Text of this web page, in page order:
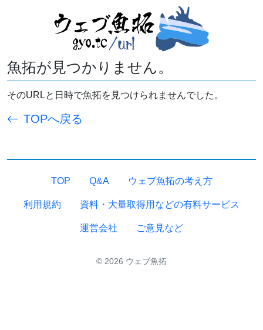
魚拓が見つかりません。
そのURLと日時で魚拓を見つけられませんでした。
TOPへ戻る
TOP Q&A ウェブ魚拓の考え方
利用規約 資料・大量取得用などの有料サービス
運営会社 ご意見など
© 2026 ウェブ魚拓